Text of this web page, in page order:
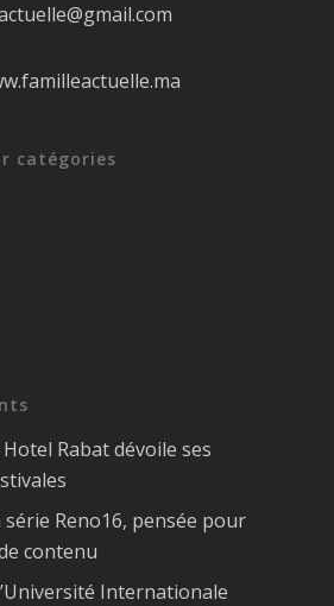
catégories
Rabat dévoile ses
série Reno16, pensée pour
contenu
Internationale